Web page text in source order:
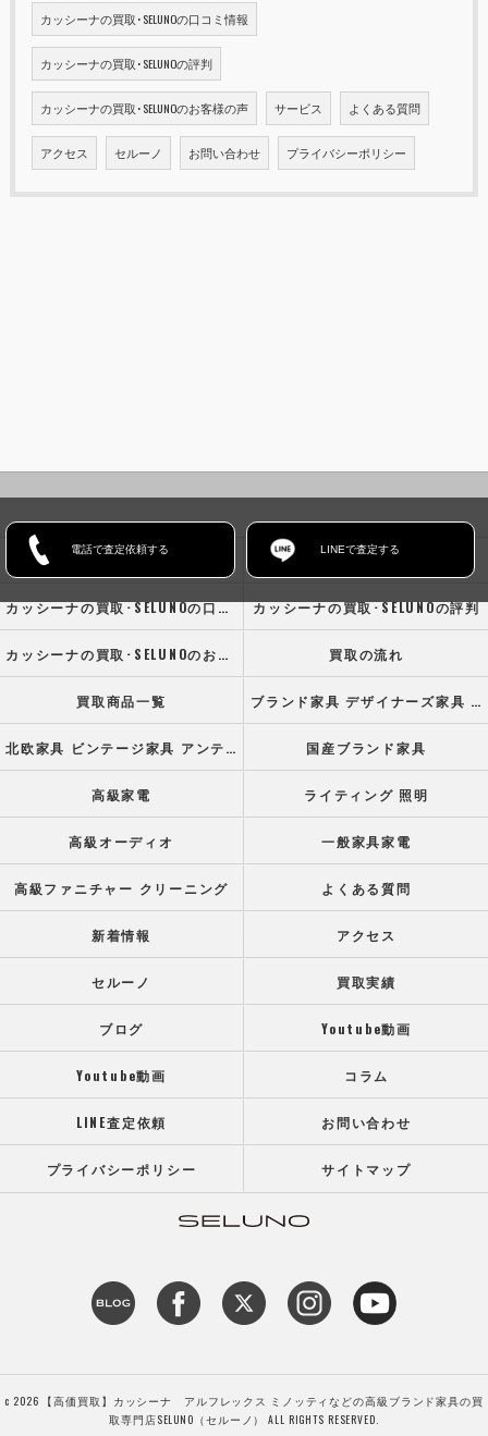
カッシーナの買取･SELUNOの口コミ情報
カッシーナの買取･SELUNOの評判
カッシーナの買取･SELUNOのお客様の声 サービス よくある質問
アクセス セルーノ お問い合わせ プライバシーポリシー
電話で査定依頼する LINEで査定する
ホーム コンセプト
カッシーナの買取･SELUNOの口コミ情報 カッシーナの買取･SELUNOの評判
カッシーナの買取･SELUNOのお客様の声 買取の流れ
買取商品一覧 ブランド家具 デザイナーズ家具 高級オフィス家具
北欧家具 ビンテージ家具 アンティーク家具 国産ブランド家具
高級家電 ライティング 照明
高級オーディオ 一般家具家電
高級ファニチャー クリーニング よくある質問
新着情報 アクセス
セルーノ 買取実績
ブログ Youtube動画
Youtube動画 コラム
LINE査定依頼 お問い合わせ
プライバシーポリシー サイトマップ
c 2026 【高価買取】カッシーナ アルフレックス ミノッティなどの高級ブランド家具の買
取専門店SELUNO（セルーノ） ALL RIGHTS RESERVED.